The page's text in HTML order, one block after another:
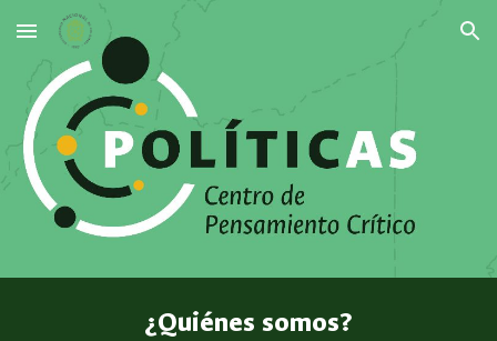
Skip to main content Skip to navigation
¿Quiénes somos?